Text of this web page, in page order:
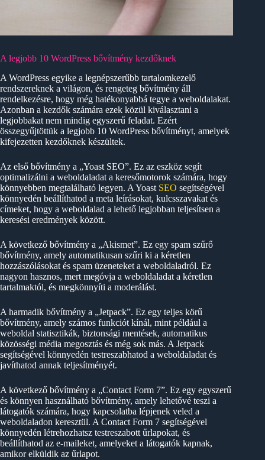
A legjobb 10 WordPress bővítmény kezdőknek
A WordPress egyike a legnépszerűbb tartalomkezelő
rendszereknek a világon, és rengeteg bővítmény áll
rendelkezésre, hogy még hatékonyabbá tegye a weboldalakat.
Azonban a kezdők számára ezek közül kiválasztani a
legjobbakat nem mindig egyszerű feladat. Ezért
összegyűjtöttük a legjobb 10 WordPress bővítményt, amelyek
kifejezetten kezdőknek készültek.
Az első bővítmény a „Yoast SEO”. Ez az eszköz segít
optimalizálni a weboldaladat a keresőmotorok számára, hogy
könnyebben megtalálható legyen. A Yoast SEO segítségével
könnyedén beállíthatod a meta leírásokat, kulcsszavakat és
címeket, hogy a weboldalad a lehető legjobban teljesítsen a
keresési eredmények között.
A következő bővítmény a „Akismet”. Ez egy spam szűrő
bővítmény, amely automatikusan szűri ki a kéretlen
hozzászólásokat és spam üzeneteket a weboldaladról. Ez
nagyon hasznos, mert megóvja a weboldaladat a kéretlen
tartalmaktól, és megkönnyíti a moderálást.
A harmadik bővítmény a „Jetpack”. Ez egy teljes körű
bővítmény, amely számos funkciót kínál, mint például a
weboldal statisztikák, biztonsági mentések, automatikus
közösségi média megosztás és még sok más. A Jetpack
segítségével könnyedén testreszabhatod a weboldaladat és
javíthatod annak teljesítményét.
A következő bővítmény a „Contact Form 7”. Ez egy egyszerű
és könnyen használható bővítmény, amely lehetővé teszi a
látogatók számára, hogy kapcsolatba lépjenek veled a
weboldaladon keresztül. A Contact Form 7 segítségével
könnyedén létrehozhatsz testreszabott űrlapokat, és
beállíthatod az e-maileket, amelyeket a látogatók kapnak,
amikor elküldik az űrlapot.